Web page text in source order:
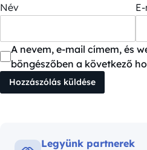
Név
A nevem, e-mail címem, és
böngészőben a következő
Legyünk partnerek